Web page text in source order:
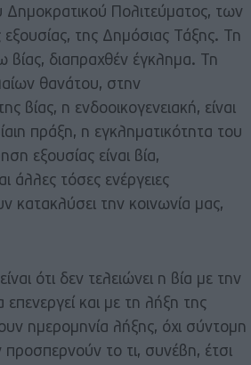
Πολιτεύματος, των
εξουσίας, της Δημόσιας Τάξης. Τη
διαπραχθέν έγκλημα. Τη
θανάτου, στην
βίας, η ενδοοικογενειακή, είναι
πράξη, η εγκληματικότητα του
εξουσίας είναι βία,
άλλες τόσες ενέργειες
κατακλύσει την κοινωνία μας,
ότι δεν τελειώνει η βία με την
και με τη λήξη της
ημερομηνία λήξης, όχι σύντομη
το τι, συνέβη, έτσι